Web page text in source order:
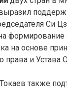
Си
формирование
на основе
права и Устава
также